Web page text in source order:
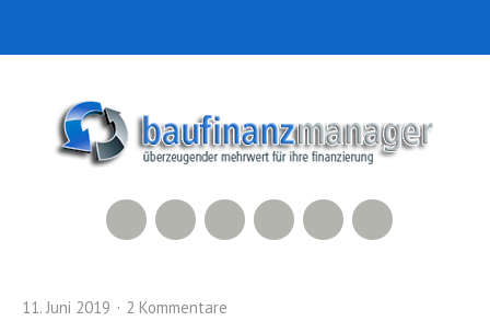
Facebook
500px
LinkedIn
Xing
RSS Feed
11. Juni 2019 2 Kommentare